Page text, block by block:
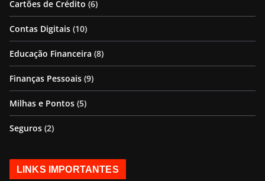
Cartões de Crédito (6)
Contas Digitais (10)
Educação Financeira (8)
Finanças Pessoais (9)
Milhas e Pontos (5)
Seguros (2)
LINKS IMPORTANTES